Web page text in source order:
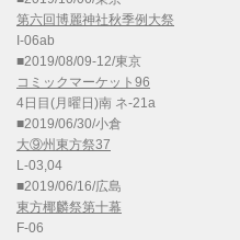
第六回博麗神社秋季例大祭
I-06ab
■2019/08/09-12/東京
コミックマーケット96
4日目(月曜日)南 ネ-21a
■2019/06/30/小倉
大⑨州東方祭37
L-03,04
■2019/06/16/広島
東方椰麟祭第十幕
F-06